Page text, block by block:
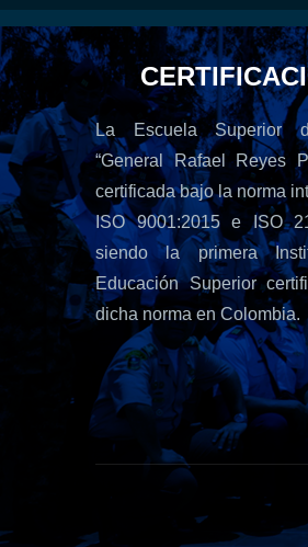
La Escuela Superior
“General Rafael Reyes
certificada bajo la norma
ISO 9001:2015 e ISO
siendo la primera
Educación Superior
dicha norma en Colombia.